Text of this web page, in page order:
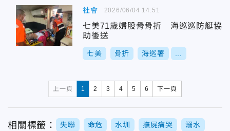
社會
七美71歲婦股骨骨折 海巡巡防艇協
助後送
七美 骨折 海巡署
2026/06/04 14:51
上一頁 1 2 3 4 5 6 下一頁
相關標籤： 失聯 命危 水圳 撫屍痛哭 溺水